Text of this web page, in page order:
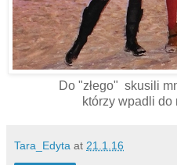
Do "złego" skusili
którzy wpadli do
Tara_Edyta at 21.1.16